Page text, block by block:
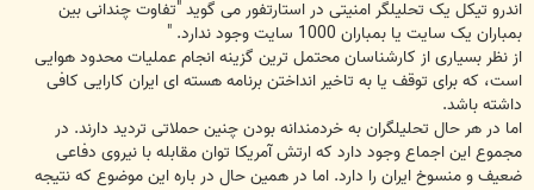
اندرو تیکل یک تحلیلگر امنیتی در استارتفور می گوید "تفاوت چندانی بین
بمباران یک سایت یا بمباران 1000 سایت وجود ندارد. "
از نظر بسیاری از کارشناسان محتمل ترین گزینه انجام عملیات محدود هوایی
است، که برای توقف یا به تاخیر انداختن برنامه هسته ای ایران کارایی کافی
داشته باشد.
اما در هر حال تحلیلگران به خردمندانه بودن چنین حملاتی تردید دارند. در
مجموع این اجماع وجود دارد که ارتش آمریکا توان مقابله با نیروی دفاعی
ضعیف و منسوخ ایران را دارد. اما در همین حال در باره این موضوع که نتیجه